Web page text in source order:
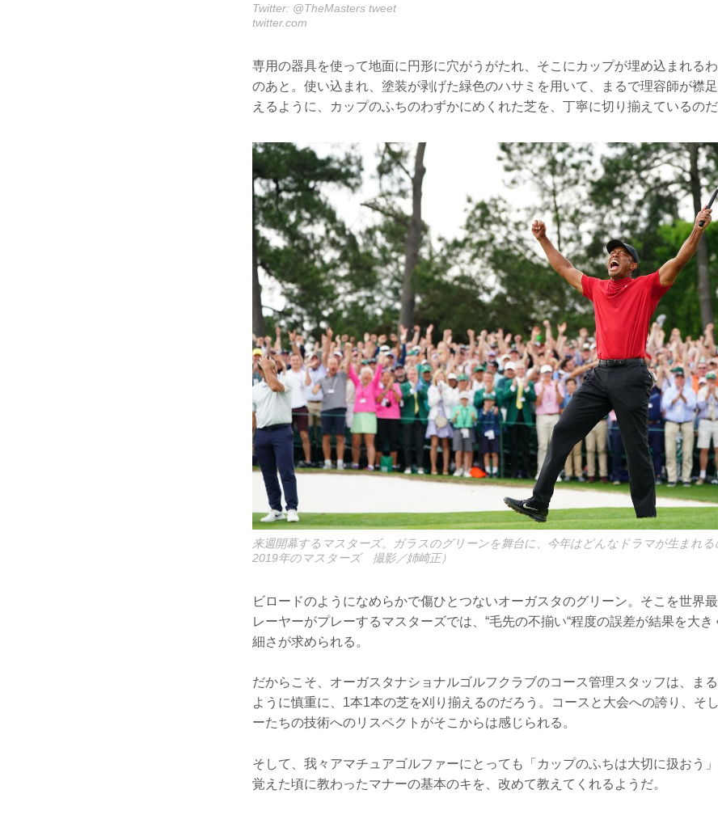
Twitter: @TheMasters tweet
twitter.com
専用の器具を使って地面に円形に穴がうがたれ、そこにカップが埋め込まれる
のあと。使い込まれ、塗装が剥げた緑色のハサミを用いて、まるで理容師が襟
えるように、カップのふちのわずかにめくれた芝を、丁寧に切り揃えているのだ
来週開幕するマスターズ。ガラスのグリーンを舞台に、今年はどんなドラマが生まれ
2019年のマスターズ 撮影／姉崎正）
ビロードのようになめらかで傷ひとつないオーガスタのグリーン。そこを世界
レーヤーがプレーするマスターズでは、“毛先の不揃い“程度の誤差が結果を大
細さが求められる。
だからこそ、オーガスタナショナルゴルフクラブのコース管理スタッフは、ま
ように慎重に、1本1本の芝を刈り揃えるのだろう。コースと大会への誇り、そ
ーたちの技術へのリスペクトがそこからは感じられる。
そして、我々アマチュアゴルファーにとっても「カップのふちは大切に扱おう
覚えた頃に教わったマナーの基本のキを、改めて教えてくれるようだ。